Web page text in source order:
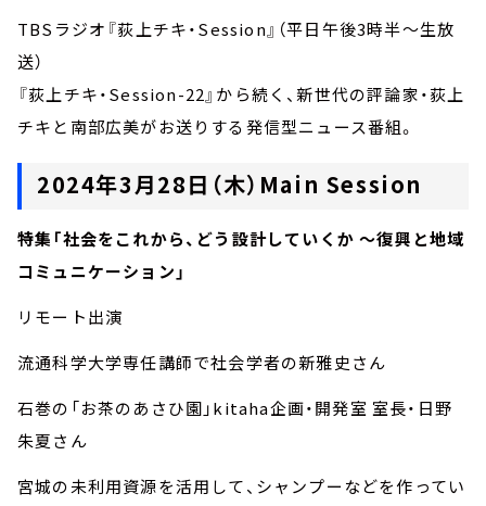
TBSラジオ『荻上チキ・Session』（平日午後3時半～生放
送）
『荻上チキ・Session-22』から続く、新世代の評論家・荻上
チキと南部広美がお送りする発信型ニュース番組。
2024年3月28日（木）Main Session
特集「社会をこれから、どう設計していくか ～復興と地域
コミュニケーション」
リモート出演
流通科学大学専任講師で社会学者の新雅史さん
石巻の「お茶のあさひ園」kitaha企画・開発室 室長・日野
朱夏さん
宮城の未利用資源を活用して、シャンプーなどを作ってい